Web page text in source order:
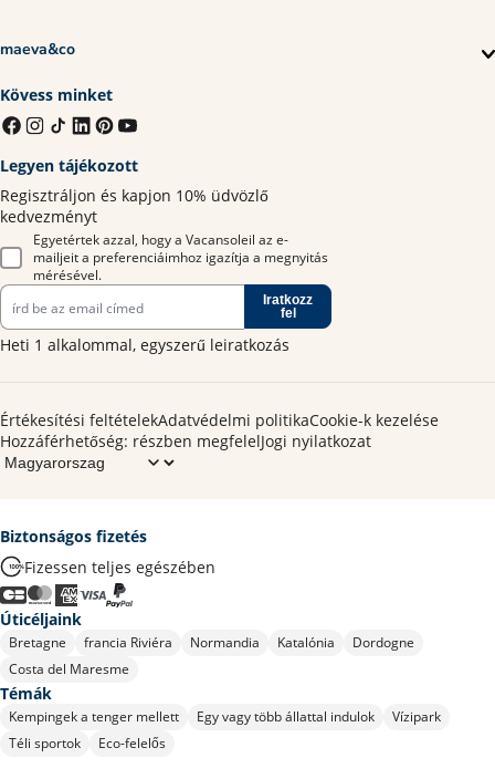
maeva&co
Kövess minket
Legyen tájékozott
Regisztráljon és kapjon 10% üdvözlő
kedvezményt
Egyetértek azzal, hogy a Vacansoleil az e-
mailjeit a preferenciáimhoz igazítja a megnyitás
mérésével.
Iratkozz
fel
Heti 1 alkalommal, egyszerű leiratkozás
Értékesítési feltételekAdatvédelmi politikaCookie-k kezelése
Hozzáférhetőség: részben megfelelJogi nyilatkozat
Témák
Kempingek a tenger mellett Egy vagy több állattal indulok
Vízipark
Téli sportok
Eco-felelős
Úticéljaink
Bretagne francia Riviéra Normandia Katalónia
Dordogne
Costa del Maresme
Biztonságos fizetés
Fizessen teljes egészében